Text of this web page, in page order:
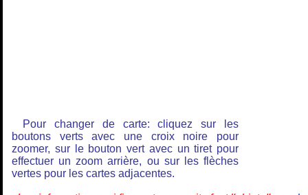
Pour changer de carte: cliquez sur les
boutons verts avec une croix noire pour
zoomer, sur le bouton vert avec un tiret pour
effectuer un zoom arrière, ou sur les flèches
vertes pour les cartes adjacentes.